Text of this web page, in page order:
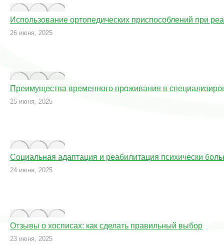
Использование ортопедических приспособлений при
26 июня, 2025
Преимущества временного проживания в
25 июня, 2025
Социальная адаптация и реабилитация психически
24 июня, 2025
Отзывы о хосписах: как сделать правильный выбор
23 июня, 2025